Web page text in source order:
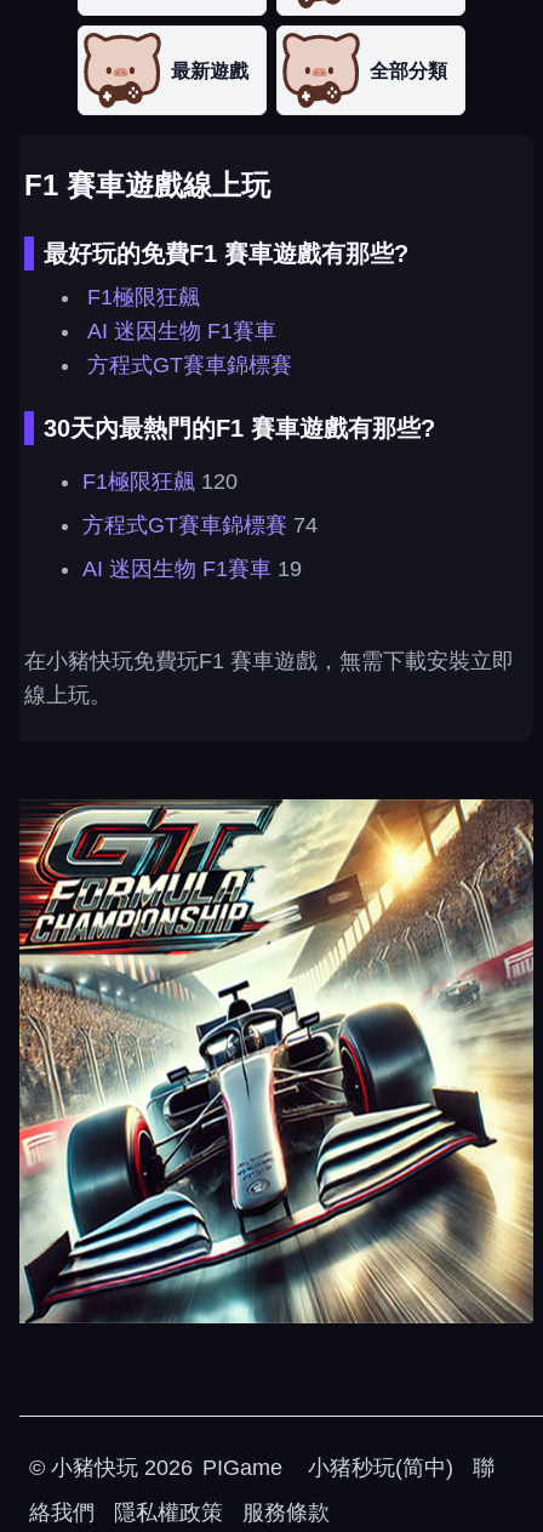
最新遊戲 全部分類
F1 賽車遊戲線上玩
最好玩的免費F1 賽車遊戲有那些?
F1極限狂飆
AI 迷因生物 F1賽車
方程式GT賽車錦標賽
30天內最熱門的F1 賽車遊戲有那些?
F1極限狂飆 120
方程式GT賽車錦標賽 74
AI 迷因生物 F1賽車 19
在小豬快玩免費玩F1 賽車遊戲，無需下載安裝立即
線上玩。
© 小豬快玩 2026 PIGame 小猪秒玩(简中)
聯
絡我們
隱私權政策 服務條款